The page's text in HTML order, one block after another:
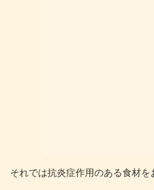
それでは抗炎症作用のある食材を